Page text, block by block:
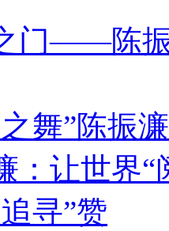
门——陈振
舞”陈振
：让世界“
寻”赞